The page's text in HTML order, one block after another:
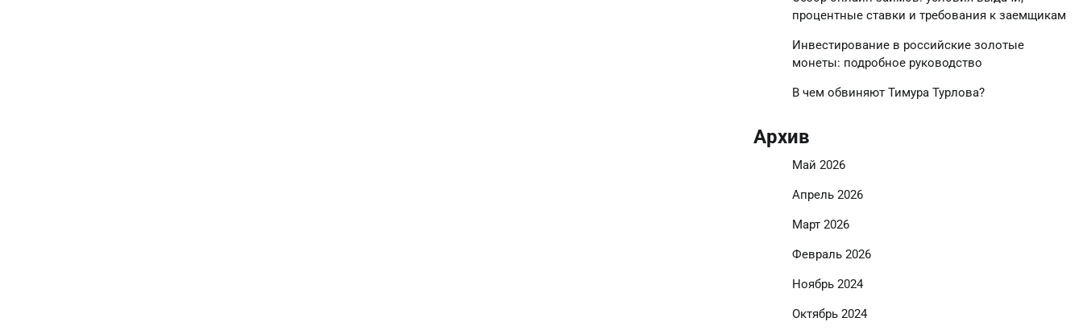
процентные ставки и требования к заемщикам
Инвестирование в российские золотые
монеты: подробное руководство
В чем обвиняют Тимура Турлова?
Архив
Май 2026
Апрель 2026
Март 2026
Февраль 2026
Ноябрь 2024
Октябрь 2024